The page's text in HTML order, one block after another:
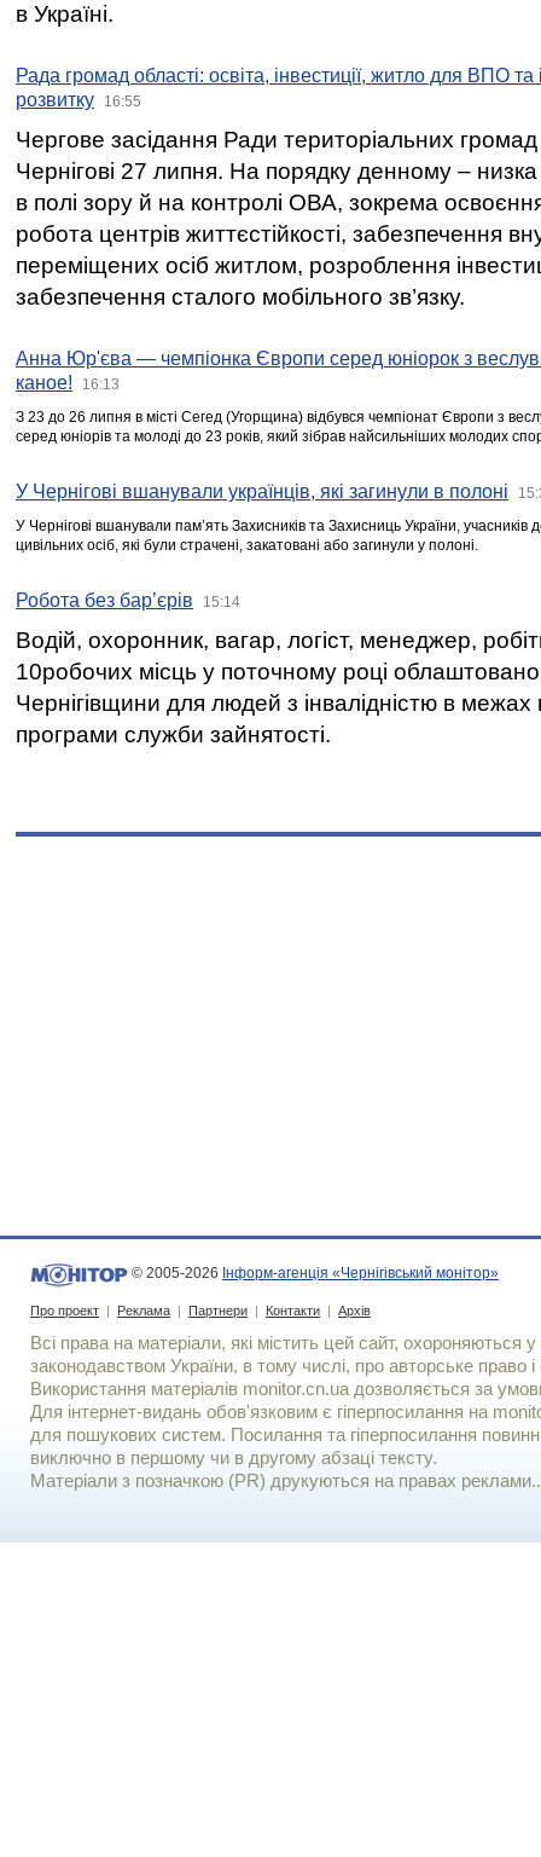
в Україні.
Рада громад області: освіта, інвестиції, житло для ВПО
розвитку
16:55
Чергове засідання Ради територіальних громад
Чернігові 27 липня. На порядку денному –
в полі зору й на контролі ОВА, зокрема освоєння
робота центрів життєстійкості, забезпечення
переміщених осіб житлом, розроблення
забезпечення сталого мобільного зв’язку.
Анна Юр'єва — чемпіонка Європи серед юніорок з
каное!
16:13
З 23 до 26 липня в місті Сегед (Угорщина) відбувся чемпіонат Європи з
серед юніорів та молоді до 23 років, який зібрав найсильніших молодих
У Чернігові вшанували українців, які загинули в полоні
У Чернігові вшанували пам’ять Захисників та Захисниць України,
цивільних осіб, які були страчені, закатовані або загинули у полоні.
Робота без бар’єрів 15:14
Водій, охоронник, вагар, логіст, менеджер,
10робочих місць у поточному році
Чернігівщини для людей з інвалідністю в межах
програми служби зайнятості.
© 2005-2026 Інформ-агенція «Чернігівський монітор»
Про проект | Реклама | Партнери | Контакти | Архів
Всі права на матеріали, які містить цей сайт, охороняються у
законодавством України, в тому числі, про авторське право і
Використання матерiалiв monitor.cn.ua дозволяється за
Для iнтернет-видань обов'язковим є гiперпосилання на
для пошукових систем. Посилання та гіперпосилання
виключно в першому чи в другому абзаці тексту.
Матеріали з позначкою (PR) друкуються на правах реклами..